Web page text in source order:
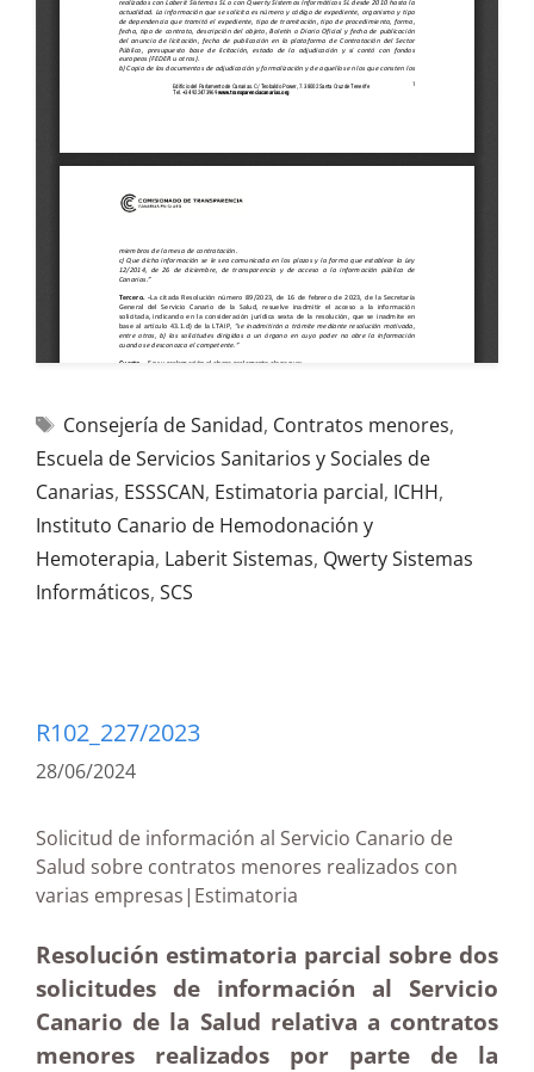
Consejería de Sanidad, Contratos menores,
Escuela de Servicios Sanitarios y Sociales de
Canarias, ESSSCAN, Estimatoria parcial, ICHH,
Instituto Canario de Hemodonación y
Hemoterapia, Laberit Sistemas, Qwerty Sistemas
Informáticos, SCS
R102_227/2023
28/06/2024
Solicitud de información al Servicio Canario de
Salud sobre contratos menores realizados con
varias empresas|Estimatoria
Resolución estimatoria parcial sobre dos
solicitudes de información al Servicio
Canario de la Salud relativa a contratos
menores realizados por parte de la